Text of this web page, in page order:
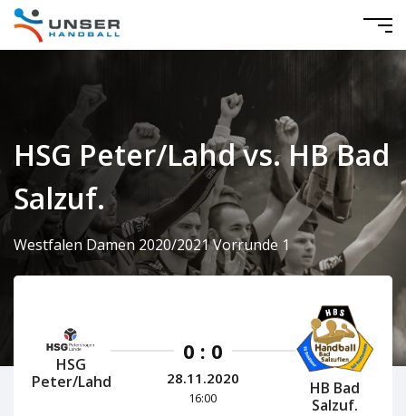
HSG Peter/Lahd vs. HB Bad
Salzuf.
Westfalen Damen 2020/2021 Vorrunde 1
HSG
Peter/Lahd
0 : 0
28.11.2020
16:00
HB Bad
Salzuf.